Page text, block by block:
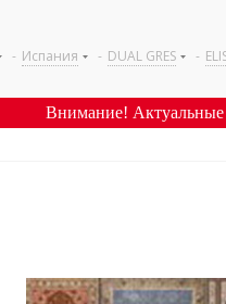
- Испания - DUAL GRES -
Внимание!